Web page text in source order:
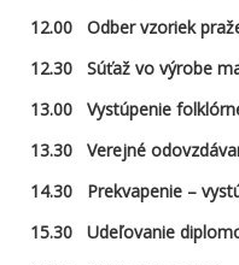
12.00 Odber vzoriek
12.30 Súťaž vo výrobe
13.00 Vystúpenie
13.30 Verejné
14.30 Prekvapenie –
15.30 Udeľovanie